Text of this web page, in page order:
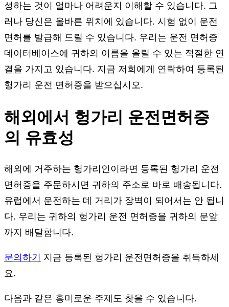
성하는 것이 얼마나 어려운지 이해할 수 있습니다. 그
러나 당신은 올바른 위치에 있습니다. 시험 없이 운전
면허를 발급해 드릴 수 있습니다. 우리는 운전 면허증
데이터베이스에 귀하의 이름을 올릴 수 있는 적절한 연
결을 가지고 있습니다. 지금 저희에게 연락하여 등록된
헝가리 운전 면허증을 받으십시오.
해외에서 헝가리 운전면허증
의 유효성
해외에 거주하는 헝가리인이라면 등록된 헝가리 운전
면허증을 주문하시면 귀하의 주소로 바로 배송됩니다.
유럽에서 운전하는 데 거리가 장벽이 되어서는 안 됩니
다. 우리는 귀하의 헝가리 운전 면허증을 귀하의 문앞
까지 배달합니다.
문의하기
지금 등록된 헝가리 운전면허증을 취득하세
요.
다음과 같은 흥미로운 주제도 찾을 수 있습니다.